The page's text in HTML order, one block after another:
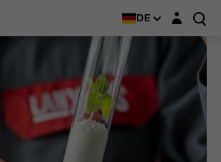
DE Login-Maske